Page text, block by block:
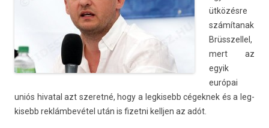
ütközésre
számítanak
Brüsszel­lel,
mert az
egyik
európai
uniós hivat­al azt szeretné, hogy a leg­kisebb cégek­nek és a leg­
kisebb reklámbevétel után is fizet­ni kellj­en az adót.